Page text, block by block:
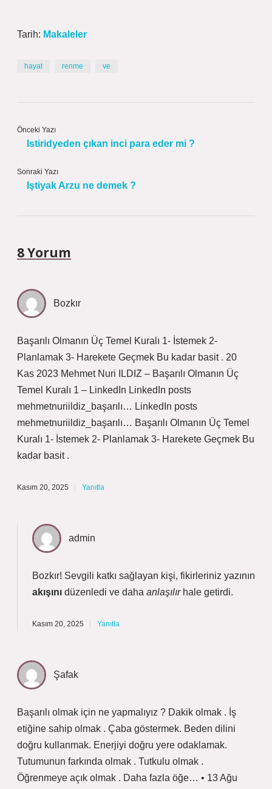
Tarih: Makaleler
hayat renme ve
Önceki Yazı
Istiridyeden çıkan inci para eder mi ?
Sonraki Yazı
Iştiyak Arzu ne demek ?
8 Yorum
Bozkır
Başarılı Olmanın Üç Temel Kuralı 1- İstemek 2-
Planlamak 3- Harekete Geçmek Bu kadar basit . 20
Kas 2023 Mehmet Nuri ILDIZ – Başarılı Olmanın Üç
Temel Kuralı 1 – LinkedIn LinkedIn posts
mehmetnuriildiz_başarılı… LinkedIn posts
mehmetnuriildiz_başarılı… Başarılı Olmanın Üç Temel
Kuralı 1- İstemek 2- Planlamak 3- Harekete Geçmek Bu
kadar basit .
Kasım 20, 2025 Yanıtla
admin
Bozkır! Sevgili katkı sağlayan kişi, fikirleriniz yazının
akışını düzenledi ve daha anlaşılırhale getirdi.
Kasım 20, 2025 Yanıtla
Şafak
Başarılı olmak için ne yapmalıyız ? Dakik olmak . İş
etiğine sahip olmak . Çaba göstermek. Beden dilini
doğru kullanmak. Enerjiyi doğru yere odaklamak.
Tutumunun farkında olmak . Tutkulu olmak .
Öğrenmeye açık olmak . Daha fazla öğe… • 13 Ağu